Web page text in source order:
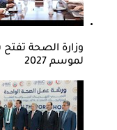
وزارة الصحة
لموسم 2027